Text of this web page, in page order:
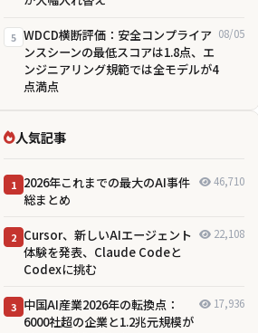
5 WDCD横断評価：安全コンプライア
ンスシーンの最低スコアは1.8点、エ
ンジニアリング規範では全モデルが4
点満点
08/05
人気記事
1 2026年これまでの最大のAI事件
総まとめ
46,710
2 Cursor、新しいAIエージェント
体験を発表、Claude Codeと
Codexに挑む
22,108
3 中国AI産業2026年の転換点：
6000社超の企業と1.2兆元規模が
17,936